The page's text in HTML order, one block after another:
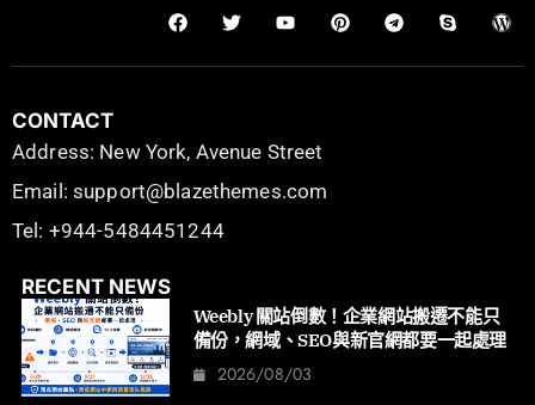
CONTACT
Address: New York, Avenue Street
Email: support@blazethemes.com
Tel: +944-5484451244
RECENT NEWS
Weebly 關站倒數！企業網站搬遷不能只
備份，網域、SEO與新官網都要一起處理
2026/08/03